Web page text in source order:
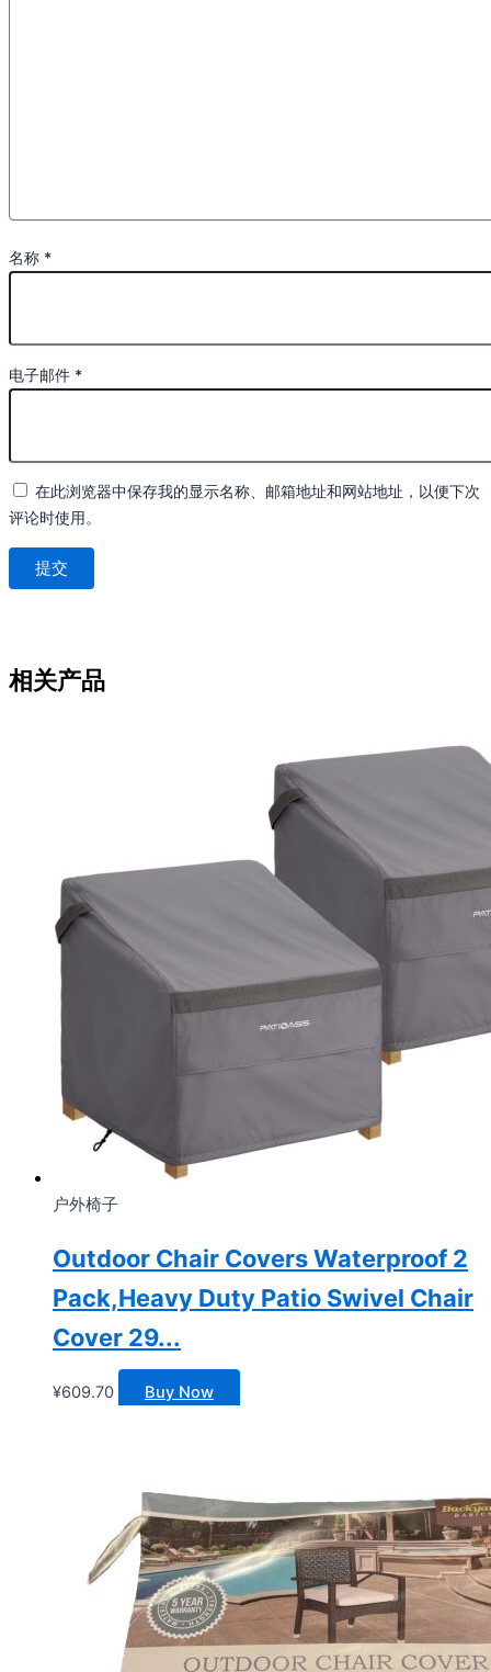
名称 *
电子邮件 *
在此浏览器中保存我的显示名称、邮箱地址和网站地址，以便下次
评论时使用。
相关产品
户外椅子
Outdoor Chair Covers Waterproof 2
Pack,Heavy Duty Patio Swivel Chair
Cover 29...
¥609.70 Buy Now